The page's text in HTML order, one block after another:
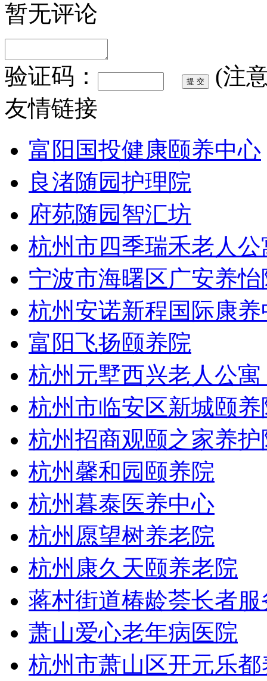
暂无评论
验证码：
(注
友情链接
富阳国投健康颐养中心
良渚随园护理院
府苑随园智汇坊
杭州市四季瑞禾老人公
宁波市海曙区广安养怡
杭州安诺新程国际康养
富阳飞扬颐养院
杭州元墅西兴老人公
杭州市临安区新城颐养
杭州招商观颐之家养护
杭州馨和园颐养院
杭州暮泰医养中心
杭州愿望树养老院
杭州康久天颐养老院
蒋村街道椿龄荟长者
萧山爱心老年病医院
杭州市萧山区开元乐